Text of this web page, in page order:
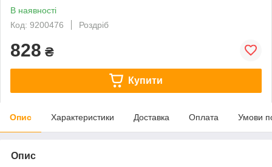
В наявності
Код: 9200476
Роздріб
828 ₴
Купити
Опис Характеристики Доставка Оплата Умови
Опис